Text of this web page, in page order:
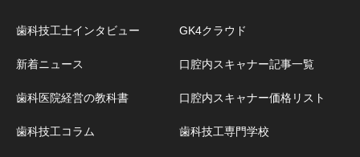
歯科技工士インタビュー
新着ニュース
歯科医院経営の教科書
歯科技工コラム
GK4クラウド
口腔内スキャナー記事一覧
口腔内スキャナー価格リスト
歯科技工専門学校